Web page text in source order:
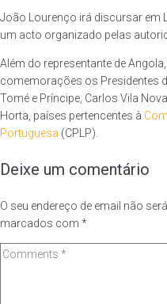
João Lourenço irá discursar em
um acto organizado pelas
Além do representante de
comemorações os Presidentes
Tomé e Príncipe, Carlos Vila
Horta, países pertencentes à
Portuguesa (CPLP).
Deixe um comentário
O seu endereço de email não
marcados com *